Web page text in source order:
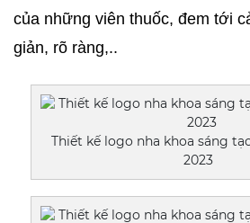
của những viên thuốc, đem tới
giản, rõ ràng,..
Thiết kế logo nha khoa sáng
2023